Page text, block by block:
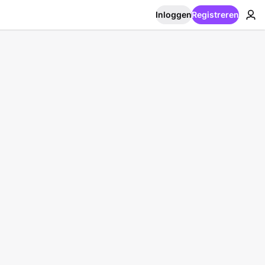
InloggenRegistreren